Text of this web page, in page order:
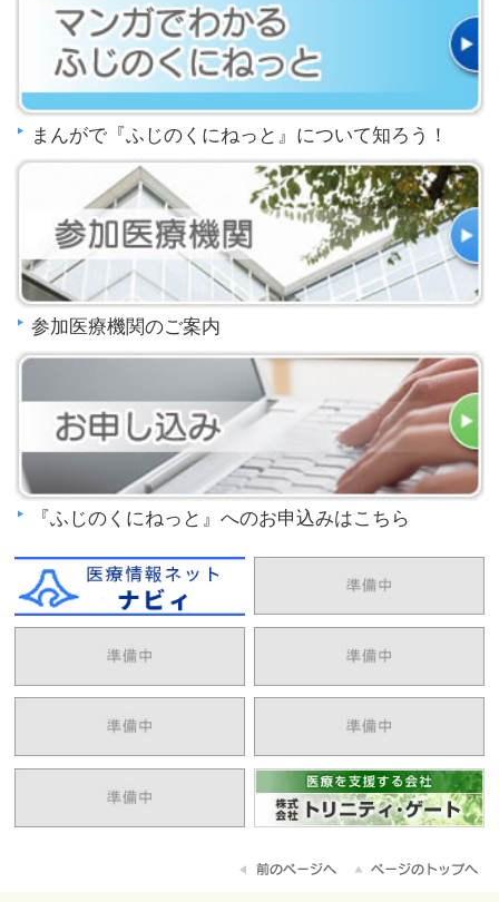
まんがで『ふじのくにねっと』について知ろう！
参加医療機関のご案内
『ふじのくにねっと』へのお申込みはこちら